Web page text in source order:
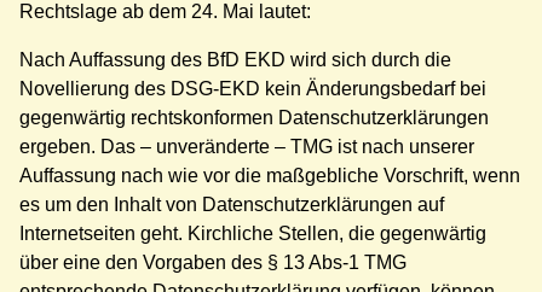
Rechtslage ab dem 24. Mai lautet:
Nach Auffassung des BfD EKD wird sich durch die
Novellierung des DSG-EKD kein Änderungsbedarf bei
gegenwärtig rechtskonformen Datenschutzerklärungen
ergeben. Das – unveränderte – TMG ist nach unserer
Auffassung nach wie vor die maßgebliche Vorschrift, wenn
es um den Inhalt von Datenschutzerklärungen auf
Internetseiten geht. Kirchliche Stellen, die gegenwärtig
über eine den Vorgaben des § 13 Abs-1 TMG